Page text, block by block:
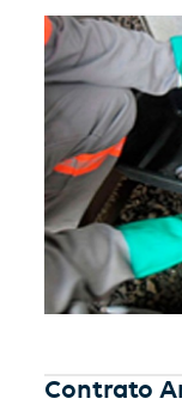
Contrato